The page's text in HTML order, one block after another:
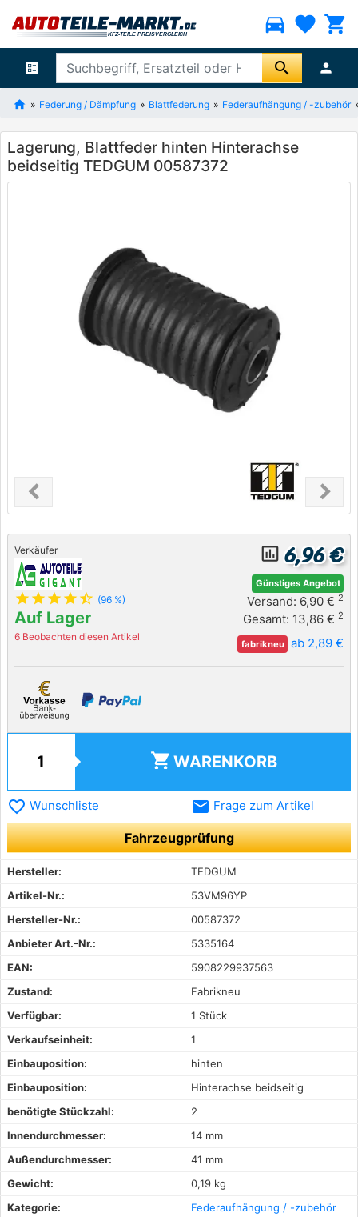
directions_car favorite shopping_cart
ballot search person
Federung / Dämpfung Blattfederung Federaufhängung / -zubehör
Lagerung, Blattfeder hinten Hinterachse
beidseitig TEDGUM 00587372
chevron_leftPrevious chevron_right
Next
Verkäufer
star star star star star_half (96 %)
Auf Lager
6 Beobachten diesen Artikel
insert_chart_outlined 6,96 €
Günstiges Angebot
Versand: 6,90 € 2
Gesamt: 13,86 € 2
fabrikneu ab 2,89 €
shopping_cart WARENKORB
favorite_border Wunschliste email Frage zum Artikel
Fahrzeugprüfung
Hersteller:
TEDGUM
Artikel-Nr.:
53VM96YP
Hersteller-Nr.:
00587372
Anbieter Art.-Nr.:
5335164
EAN:
5908229937563
Zustand:
Fabrikneu
Verfügbar:
1 Stück
Verkaufseinheit:
1
Einbauposition:
hinten
Einbauposition:
Hinterachse beidseitig
benötigte Stückzahl:
2
Innendurchmesser:
14 mm
Außendurchmesser:
41 mm
Gewicht:
0,19 kg
Kategorie:
Federaufhängung / -zubehör